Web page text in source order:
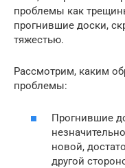
проблемы как
прогнившие доски,
тяжестью.
Рассмотрим, каким
проблемы:
Прогнившие
новой,
другой